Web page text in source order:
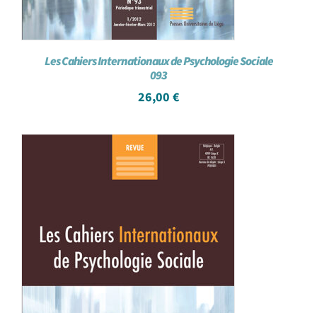
Les Cahiers Internationaux de Psychologie Sociale
093
26,00 €